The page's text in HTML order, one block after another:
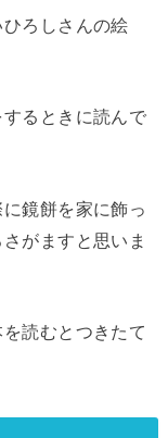
ろしさんの絵
るときに読んで
鏡餅を家に飾っ
がますと思いま
読むとつきたて